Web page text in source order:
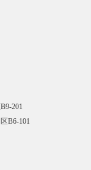
201
B6-101